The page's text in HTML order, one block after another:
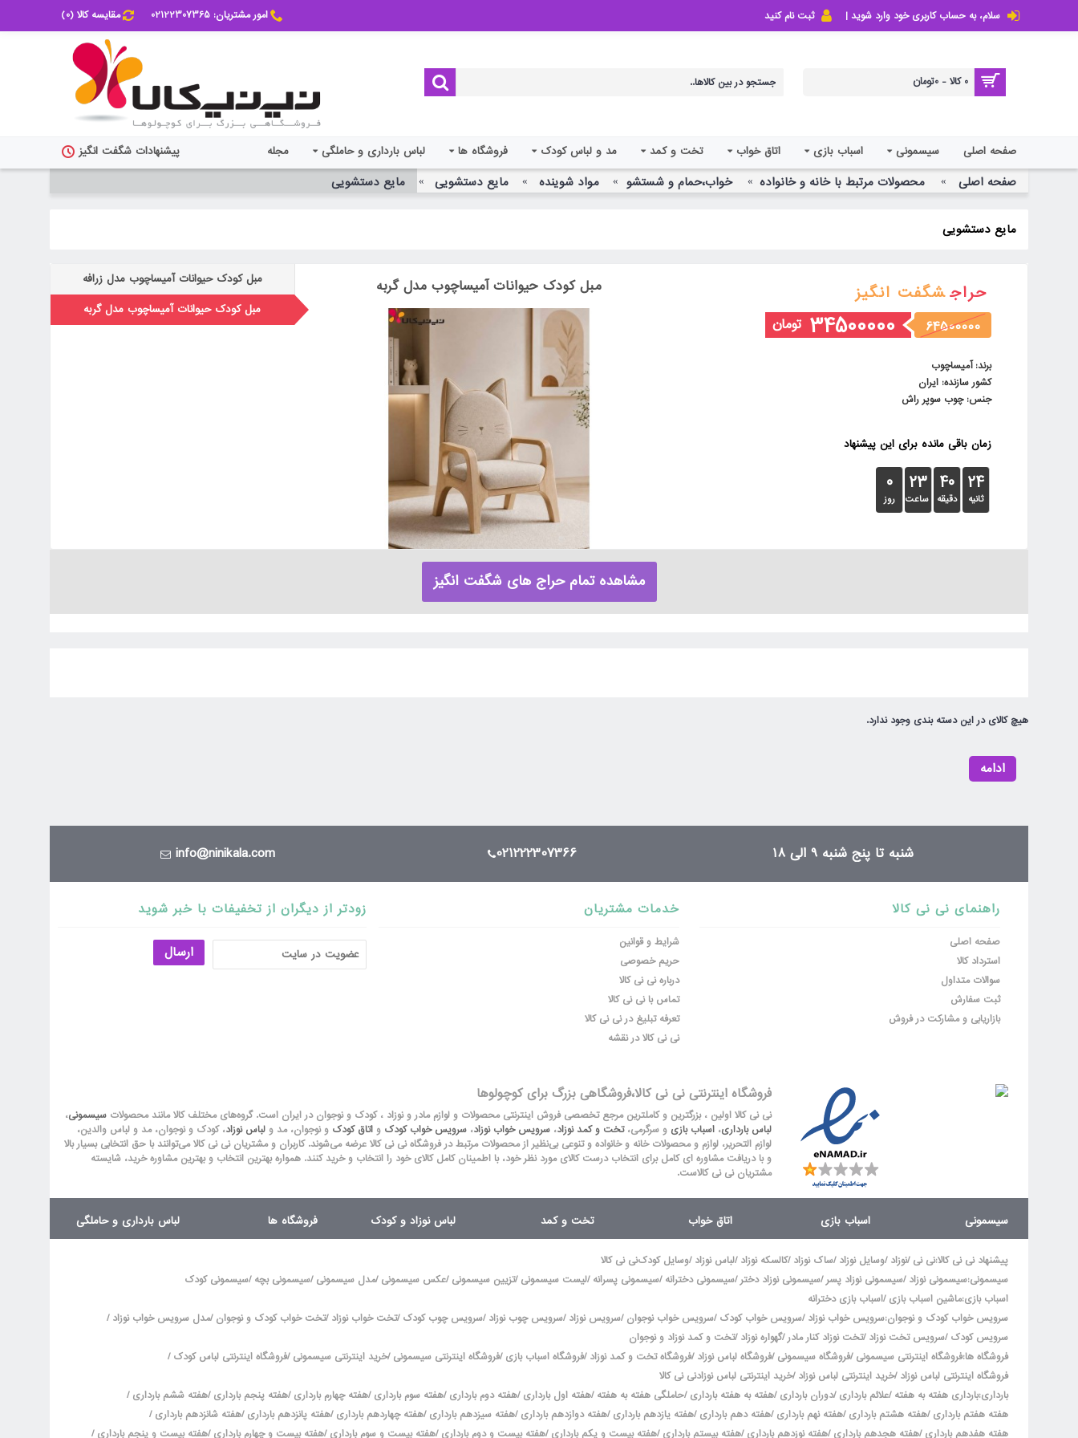
امور مشتریان: 02122307365 مقایسه کالا (0
) سلام، به حساب کاربری خود وارد شوید | ثبت نام کنید
0 کالا - 0تومان
پیشنهادات شگفت انگیز صفحه اصلی سیسمونی اسباب بازی اتاق خواب تخت و کمد مد و لباس کودک فروشگاه ها لباس بارداری و حاملگی مجله
صفحه اصلی محصولات مرتبط با خانه و خانواده خواب،حمام و شستشو مواد شوینده مایع دستشویی مایع دستشویی
مایع دستشویی
حراج شگفت انگیز
64500000
34500000 تومان
برند: آمیساچوب
کشور سازنده: ایران
جنس: چوب سوپر راش
زمان باقی مانده برای این پیشنهاد
0
روز
23
ساعت
40
دقیقه
24
ثانیه
مبل کودک حیوانات آمیساچوب مدل گربه
مبل کودک حیوانات آمیساچوب مدل زرافه
مبل کودک حیوانات آمیساچوب مدل گربه
مشاهده تمام حراج های شگفت انگیز
هیچ کالای در این دسته بندی وجود ندارد.
ادامه
شنبه تا پنج شنبه 9 الی 18 021222307366
info@ninikala.com
زودتر از دیگران از تخفیفات با خبر شوید
ارسال
خدمات مشتریان
شرایط و قوانین
حریم خصوصی
درباره نی نی کالا
تماس با نی نی کالا
تعرفه تبلیغ در نی نی کالا
نی نی کالا در نقشه
راهنمای نی نی کالا
صفحه اصلی
استرداد کالا
سوالات متداول
ثبت سفارش
بازاریابی و مشارکت در فروش
فروشگاه اینترنتی نی نی کالا،فروشگاهی بزرگ برای کوچولوها
نی نی کالا اولین ، بزرگترین و کاملترین مرجع تخصصی فروش اینترنتی محصولات و لوازم مادر و نوزاد ، کودک و نوجوان در ایران است. گروه‏‏‌های مختلف کالا مانند محصولات سیسمونی،
لباس بارداری، اسباب بازی و سرگرمی،تخت و کمد نوزاد، سرویس خواب نوزاد، سرویس خواب کودک و اتاق کودک و نوجوان، مد و لباس نوزاد، کودک و نوجوان، مد و لباس والدین،
لوازم التحریر، لوازم و محصولات خانه و خانواده و تنوعی بی‌نظیر از محصولات مرتبط در فروشگاه نی نی کالا عرضه می‏‏‏‌شوند. کاربران و مشتریان نی نی‌ کالا می‏‏‌توانند با حق انتخابی بسیار بالا
و با دریافت مشاوره ای کامل برای انتخاب درست کالای مورد نظر خود، با اطمینان کامل کالای خود را انتخاب و خرید کنند. همواره بهترین انتخاب و بهترین مشاوره خرید، شایسته
مشتریان نی نی کالاست.
لباس بارداری و حاملگی فروشگاه ها لباس نوزاد و کودک تخت و کمد اتاق خواب اسباب بازی سیسمونی
پیشنهاد نی نی کالا:نی نی /نوزاد /وسایل نوزاد /ساک نوزاد /کالسکه نوزاد /لباس نوزاد /وسایل کودکنی نی کالا
سیسمونی:سیسمونی نوزاد /سیسمونی نوزاد پسر /سیسمونی نوزاد دختر /سیسمونی دخترانه /سیسمونی پسرانه /لیست سیسمونی /تزیین سیسمونی /عکس سیسمونی /مدل سیسمونی /سیسمونی بچه /سیسمونی کودک
اسباب بازی:ماشین اسباب بازی /اسباب بازی دخترانه
سرویس خواب کودک و نوجوان:سرویس خواب نوزاد /سرویس خواب کودک /سرویس خواب نوجوان /سرویس نوزاد /سرویس چوب نوزاد /سرویس چوب کودک /تخت خواب نوزاد /تخت خواب کودک و نوجوان /مدل سرویس خواب نوزاد /
سرویس کودک /سرویس تخت نوزاد /تخت نوزاد کنار مادر /گهواره نوزاد /تخت و کمد نوزاد و نوجوان
فروشگاه ها:فروشگاه اینترنتی سیسمونی /فروشگاه سیسمونی /فروشگاه لباس نوزاد /فروشگاه تخت و کمد نوزاد /فروشگاه اسباب بازی /فروشگاه اینترنتی سیسمونی /خرید اینترنتی سیسمونی /فروشگاه اینترنتی لباس کودک /
فروشگاه اینترنتی لباس نوزاد /خرید اینترنتی لباس نوزاد /خرید اینترنتی لباس نوزادنی نی کالا
بارداری:بارداری هفته به هفته /علائم بارداری /دوران بارداری /هفته به هفته بارداری /حاملگی هفته به هفته /هفته اول بارداری/هفته دوم بارداری/هفته سوم بارداری/هفته چهارم بارداری/هفته پنجم بارداری/هفته ششم بارداری/
هفته هفتم بارداری/هفته هشتم بارداری/هفته نهم بارداری/هفته دهم بارداری/هفته یازدهم بارداری/هفته دوازدهم بارداری/هفته سیزدهم بارداری/هفته چهاردهم بارداری/هفته پانزدهم بارداری/هفته شانزدهم بارداری/
هفته هفدهم بارداری/هفته هجدهم بارداری/هفته نوزدهم بارداری/هفته بیستم بارداری/هفته بیست و یکم بارداری/هفته بیست و دوم بارداری/هفته بیست و سوم بارداری/هفته بیست و چهارم بارداری/هفته بیست و پنجم بارداری/